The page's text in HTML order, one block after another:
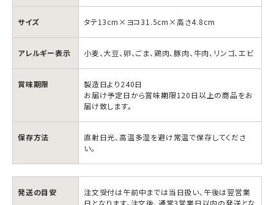
北
海
道
ご
当
地
ラ
ー
メ
ン
の
数
北
海
道
ご
地
ラ
ー
メ
ン
の
数
サイズ タテ13cm×ヨコ31.5cm×高さ4.8cm
アレルギー表示 小麦、大豆、卵、ごま、鶏肉、豚肉、牛肉、リンゴ、エビ
賞味期限
製造日より240日
お届け予定日から賞味期限120日以上の商品をお
届け致します。
保存方法
直射日光、高温多湿を避け常温で保存してくださ
い。
発送の目安
注文受付は午前中までは当日扱い、午後は翌営業
日となります。注文後、通常3営業日以内の発送とな